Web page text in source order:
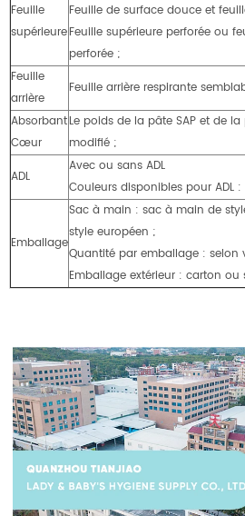
Feuille
supérieure
Feuille de surface douce et
Feuille supérieure perforée ou
perforée ;
Feuille
arrière
Feuille arrière respirante
Absorbant
Cœur
Le poids de la pâte SAP et de
modifié ;
ADL
Avec ou sans ADL
Couleurs disponibles pour ADL
Emballage
Sac à main : sac à main de
style européen ;
Quantité par emballage : selon
Emballage extérieur : carton